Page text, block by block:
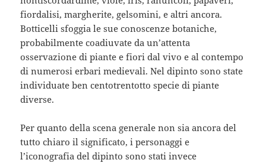
fiordalisi, margherite, gelsomini, e altri ancora.
Botticelli sfoggia le sue conoscenze botaniche,
probabilmente coadiuvate da un’attenta
osservazione di piante e fiori dal vivo e al contempo
di numerosi erbari medievali. Nel dipinto sono state
individuate ben centotrentotto specie di piante
diverse.
Per quanto della scena generale non sia ancora del
tutto chiaro il significato, i personaggi e
l’iconografia del dipinto sono stati invece